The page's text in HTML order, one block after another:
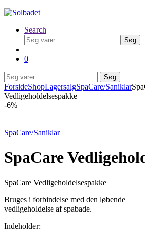
Search
Søg
efter:
Søg
0
Søg
efter:
Søg
ForsideShopLagersalgSpaCare/Saniklar
Vedligeholdelsespakke
-6%
SpaCare/Saniklar
SpaCare
SpaCare Vedligeholdelsespakke
Bruges i forbindelse med den løbende
vedligeholdelse af spabade.
Indeholder: